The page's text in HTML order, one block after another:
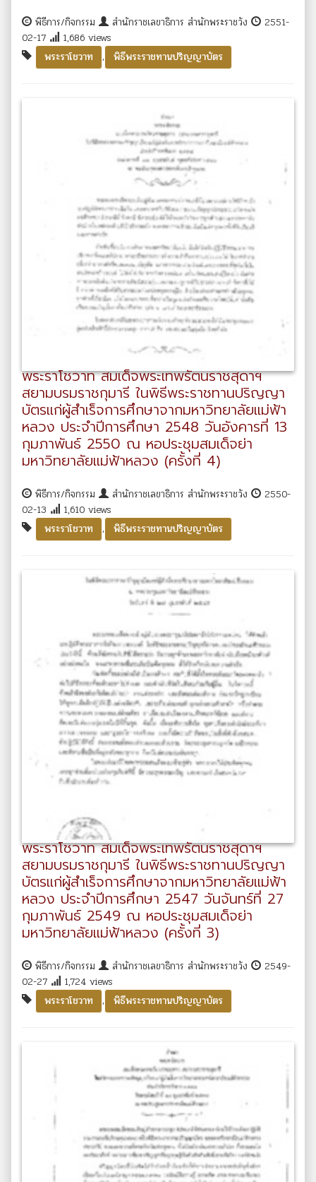
พิธีการ/กิจกรรม สำนักราชเลขาธิการ สำนักพระราชวัง
2551-
02-17
1,686 views
พระราโชวาท
, พิธีพระราชทานปริญญาบัตร
พระราโชวาท สมเด็จพระเทพรัตนราชสุดาฯ
สยามบรมราชกุมารี ในพิธีพระราชทานปริญญา
บัตรแก่ผู้สำเร็จการศึกษาจากมหาวิทยาลัยแม่ฟ้า
หลวง ประจำปีการศึกษา 2548 วันอังคารที่ 13
กุมภาพันธ์ 2550 ณ หอประชุมสมเด็จย่า
มหาวิทยาลัยแม่ฟ้าหลวง (ครั้งที่ 4)
พิธีการ/กิจกรรม สำนักราชเลขาธิการ สำนักพระราชวัง
2550-
02-13
1,610 views
พระราโชวาท
, พิธีพระราชทานปริญญาบัตร
พระราโชวาท สมเด็จพระเทพรัตนราชสุดาฯ
สยามบรมราชกุมารี ในพิธีพระราชทานปริญญา
บัตรแก่ผู้สำเร็จการศึกษาจากมหาวิทยาลัยแม่ฟ้า
หลวง ประจำปีการศึกษา 2547 วันจันทร์ที่ 27
กุมภาพันธ์ 2549 ณ หอประชุมสมเด็จย่า
มหาวิทยาลัยแม่ฟ้าหลวง (ครั้งที่ 3)
พิธีการ/กิจกรรม สำนักราชเลขาธิการ สำนักพระราชวัง
2549-
02-27
1,724 views
พระราโชวาท
, พิธีพระราชทานปริญญาบัตร